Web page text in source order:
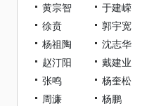
黄宗智
于建嵘
徐贲
郭宇宽
杨祖陶
沈志华
赵汀阳
戴建业
张鸣
杨奎松
周濂
杨鹏